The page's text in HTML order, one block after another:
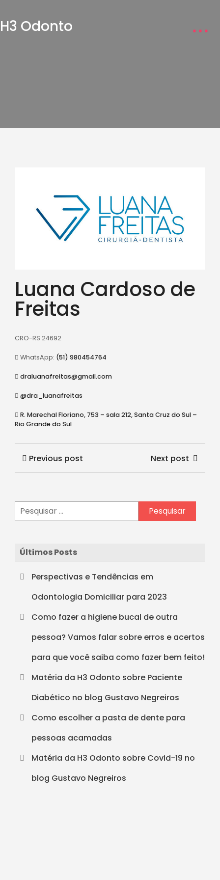
H3 Odonto
Luana Cardoso de
Freitas
CRO-RS 24692
WhatsApp: (51) 980454764
draluanafreitas@gmail.com
@dra_luanafreitas
R. Marechal Floriano, 753 – sala 212, Santa Cruz do Sul –
Rio Grande do Sul
Previous post Next post
Últimos Posts
Perspectivas e Tendências em
Odontologia Domiciliar para 2023
Como fazer a higiene bucal de outra
pessoa? Vamos falar sobre erros e acertos
para que você saiba como fazer bem feito!
Matéria da H3 Odonto sobre Paciente
Diabético no blog Gustavo Negreiros
Como escolher a pasta de dente para
pessoas acamadas
Matéria da H3 Odonto sobre Covid-19 no
blog Gustavo Negreiros